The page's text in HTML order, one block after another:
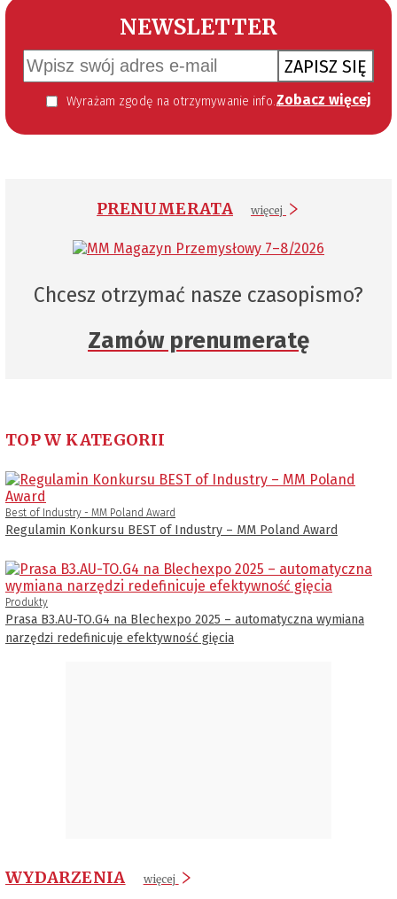
NEWSLETTER
ZAPISZ SIĘ
Wyrażam zgodę na otrzymywanie informacji handlowej kierowanej do mnie za pomocą środków komunikacji elektronicznej w szczególności poczty elektronicznej zgodnie z przepisem art. 10 ust 2 ustawy z dnia 18 lipca 2002 roku o świadczeniu usług drogą elektroniczną (Dz. U. 144 z 2002 r. poz. 1204). Zgoda jest dobrowolna, jednak jej wyrażenie jest konieczne, aby otrzymywać newsletter. Zobacz więcej
PRENUMERATA więcej
Chcesz otrzymać nasze czasopismo?
Zamów prenumeratę
TOP W KATEGORII
Best of Industry - MM Poland Award
Regulamin Konkursu BEST of Industry – MM Poland Award
Produkty
Prasa B3.AU-TO.G4 na Blechexpo 2025 – automatyczna wymiana
narzędzi redefinicuje efektywność gięcia
WYDARZENIA więcej